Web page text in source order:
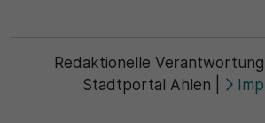
Redaktionelle
Stadtportal Ahlen